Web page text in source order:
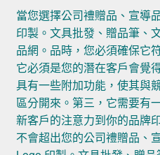
當您選擇公司禮贈品、宣導
印製。文具批發、贈品筆、
品網。品時，您必須確保它
它必須是您的潛在客戶會覺
具有一些附加功能，使其與
區分開來。第三，它需要有
新客戶的注意力到你的品牌
不會超出您的公司禮贈品、